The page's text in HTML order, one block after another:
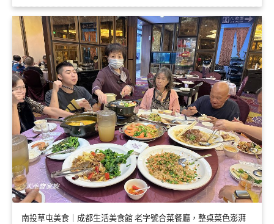
南投草屯美食｜成都生活美食館 老字號合菜餐廳，整桌菜色澎湃